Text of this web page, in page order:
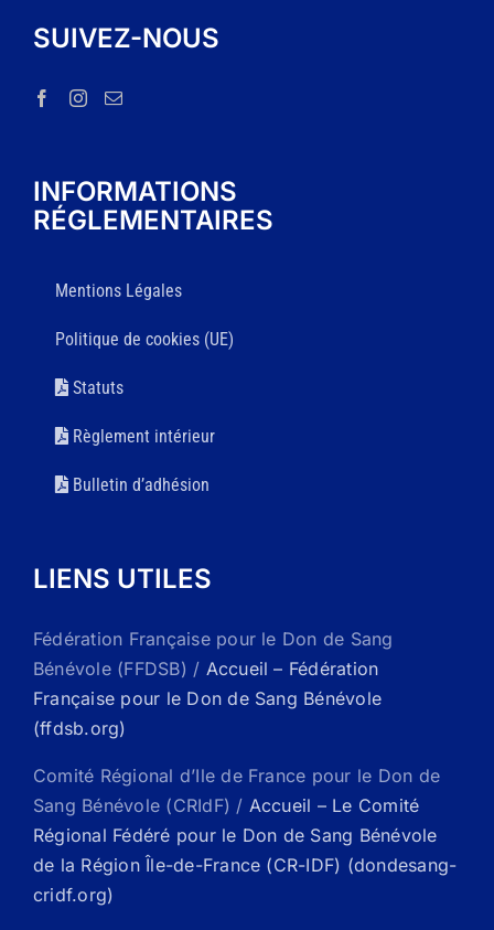
SUIVEZ-NOUS
INFORMATIONS
RÉGLEMENTAIRES
Mentions Légales
Politique de cookies (UE)
Statuts
Règlement intérieur
Bulletin d’adhésion
LIENS UTILES
Fédération Française pour le Don de Sang
Bénévole (FFDSB) / Accueil – Fédération
Française pour le Don de Sang Bénévole
(ffdsb.org)
Comité Régional d’Ile de France pour le Don de
Sang Bénévole (CRIdF) / Accueil – Le Comité
Régional Fédéré pour le Don de Sang Bénévole
de la Région Île-de-France (CR-IDF) (dondesang-
cridf.org)